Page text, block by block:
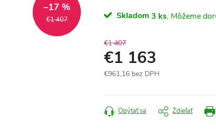
€1 407
–17 %
Skladom 3 ks
€1 407
€1 163
€961,16 bez DPH
cena:
Opýtať sa Zdieľať